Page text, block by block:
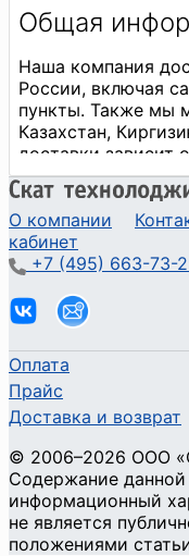
О компании
кабинет
+7 (495) 663-73-
Оплата
Прайс
Доставка и возврат
© 2006–2026 ООО
Содержание
информационный
не является
положениями